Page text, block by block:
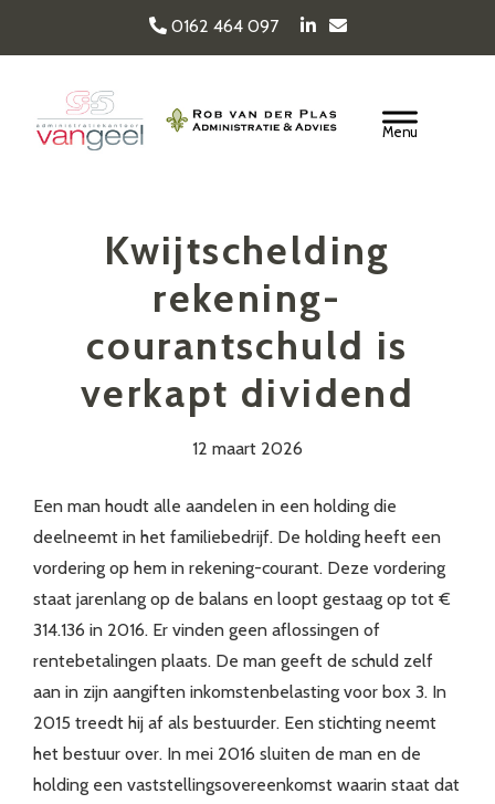
hoofd
inhoud
0162 464 097
Van Geel & van der
Header
Kwijtschelding
rekening-
courantschuld is
verkapt dividend
12 maart 2026
Een man houdt alle aandelen in een holding die
deelneemt in het familiebedrijf. De holding heeft een
vordering op hem in rekening-courant. Deze vordering
staat jarenlang op de balans en loopt gestaag op tot €
314.136 in 2016. Er vinden geen aflossingen of
rentebetalingen plaats. De man geeft de schuld zelf
aan in zijn aangiften inkomstenbelasting voor box 3. In
2015 treedt hij af als bestuurder. Een stichting neemt
het bestuur over. In mei 2016 sluiten de man en de
holding een vaststellingsovereenkomst waarin staat dat